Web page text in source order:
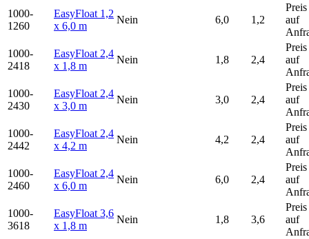
1000-
1260
EasyFloat 1,2
x 6,0 m
Nein 6,0 1,2
Preis
auf
1000-
2418
EasyFloat 2,4
x 1,8 m
Nein 1,8 2,4
Preis
auf
1000-
2430
EasyFloat 2,4
x 3,0 m
Nein 3,0 2,4
Preis
auf
1000-
2442
EasyFloat 2,4
x 4,2 m
Nein 4,2 2,4
Preis
auf
1000-
2460
EasyFloat 2,4
x 6,0 m
Nein 6,0 2,4
Preis
auf
1000-
3618
EasyFloat 3,6
x 1,8 m
Nein 1,8 3,6
Preis
auf